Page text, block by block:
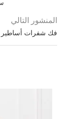
المنشور التالي
فك شفرات أساطير